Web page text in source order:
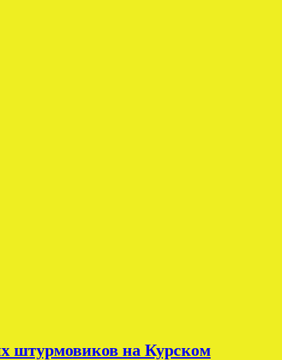
штурмовиков на Курском